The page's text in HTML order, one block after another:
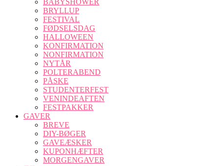
BABYSHOWER
BRYLLUP
FESTIVAL
FØDSELSDAG
HALLOWEEN
KONFIRMATION
NONFIRMATION
NYTÅR
POLTERABEND
PÅSKE
STUDENTERFEST
VENINDEAFTEN
FESTPAKKER
GAVER
BREVE
DIY-BØGER
GAVEÆSKER
KUPONHÆFTER
MORGENGAVER